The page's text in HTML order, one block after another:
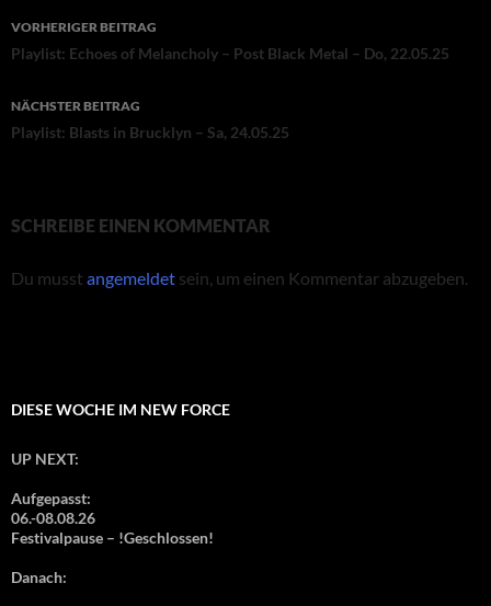
Beitragsnavigation
VORHERIGER BEITRAG
Playlist: Echoes of Melancholy – Post Black Metal – Do, 22.05.25
NÄCHSTER BEITRAG
Playlist: Blasts in Brucklyn – Sa, 24.05.25
SCHREIBE EINEN KOMMENTAR
Du musst angemeldet sein, um einen Kommentar abzugeben.
DIESE WOCHE IM NEW FORCE
UP NEXT:
Aufgepasst:
06.-08.08.26
Festivalpause – !Geschlossen!
Danach: